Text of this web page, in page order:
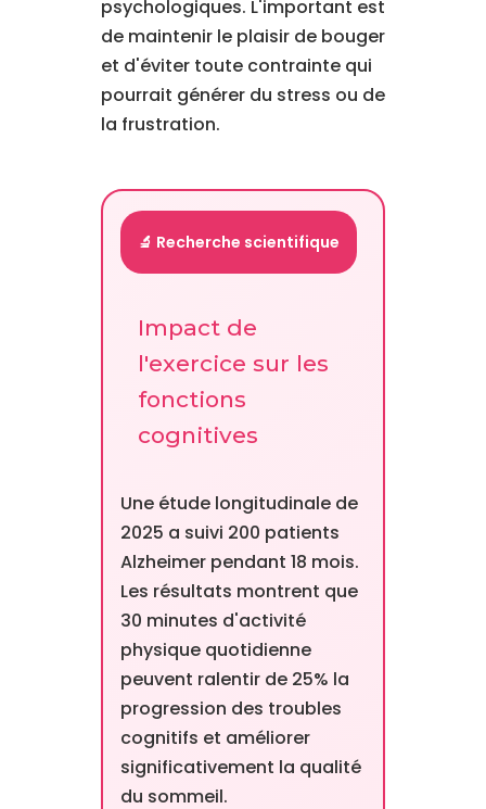
psychologiques. L'important est
de maintenir le plaisir de bouger
et d'éviter toute contrainte qui
pourrait générer du stress ou de
la frustration.
🔬 Recherche scientifique
Impact de
l'exercice sur les
fonctions
cognitives
Une étude longitudinale de
2025 a suivi 200 patients
Alzheimer pendant 18 mois.
Les résultats montrent que
30 minutes d'activité
physique quotidienne
peuvent ralentir de 25% la
progression des troubles
cognitifs et améliorer
significativement la qualité
du sommeil.